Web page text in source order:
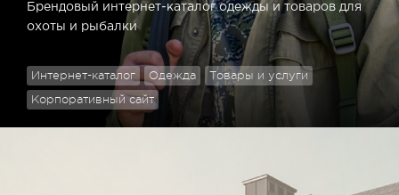
Брендовый интернет-каталог одежды и товаров для
охоты и рыбалки
Интернет-каталог Одежда
Товары и услуги
Корпоративный сайт